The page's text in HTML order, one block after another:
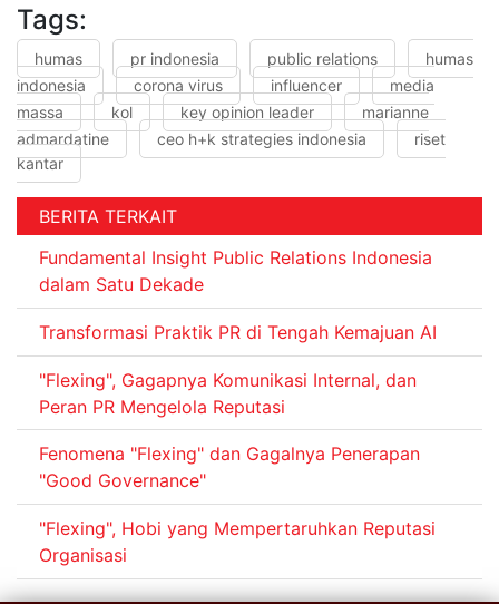
Tags:
humas pr indonesia public relations
humas
indonesia
corona virus influencer
media
massa
kol key opinion leader
marianne
admardatine
ceo h+k strategies indonesia
riset
kantar
BERITA TERKAIT
Fundamental Insight Public Relations Indonesia
dalam Satu Dekade
Transformasi Praktik PR di Tengah Kemajuan AI
"Flexing", Gagapnya Komunikasi Internal, dan
Peran PR Mengelola Reputasi
Fenomena "Flexing" dan Gagalnya Penerapan
"Good Governance"
"Flexing", Hobi yang Mempertaruhkan Reputasi
Organisasi